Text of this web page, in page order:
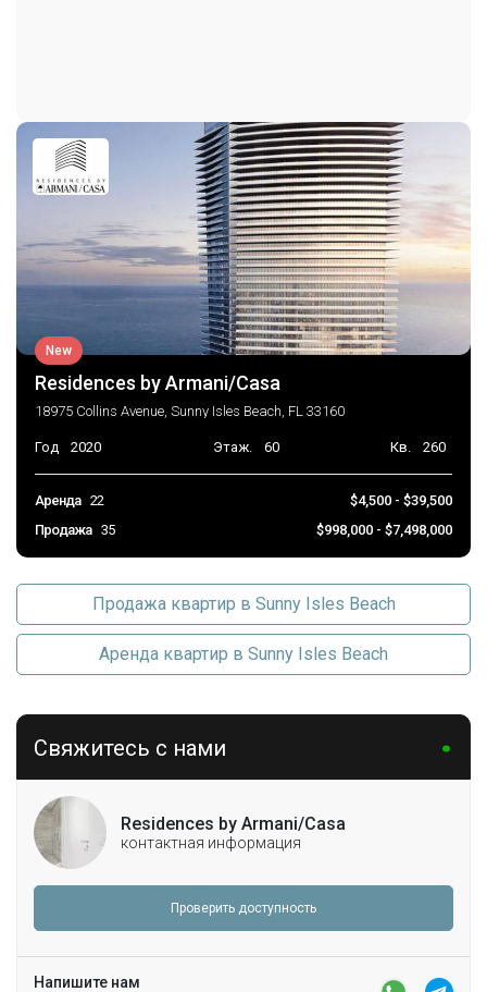
New
Residences by Armani/Casa
18975 Collins Avenue, Sunny Isles Beach, FL 33160
Год 2020 Этаж. 60 Кв. 260
Аренда 22
$4,500 - $39,500
Продажа 35 $998,000 - $7,498,000
Продажа квартир в Sunny Isles Beach
Аренда квартир в Sunny Isles Beach
Свяжитесь с нами
Residences by Armani/Casa
контактная информация
Проверить доступность
Напишите нам